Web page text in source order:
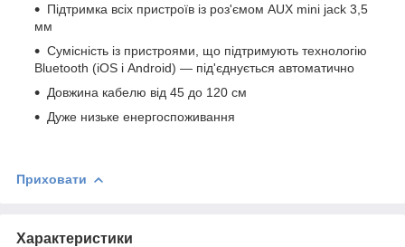
Підтримка всіх пристроїв із роз'ємом AUX mini jack 3,5
мм
Сумісність із пристроями, що підтримують технологію
Bluetooth (iOS і Android) — під'єднується автоматично
Довжина кабелю від 45 до 120 см
Дуже низьке енергоспоживання
Приховати
Характеристики